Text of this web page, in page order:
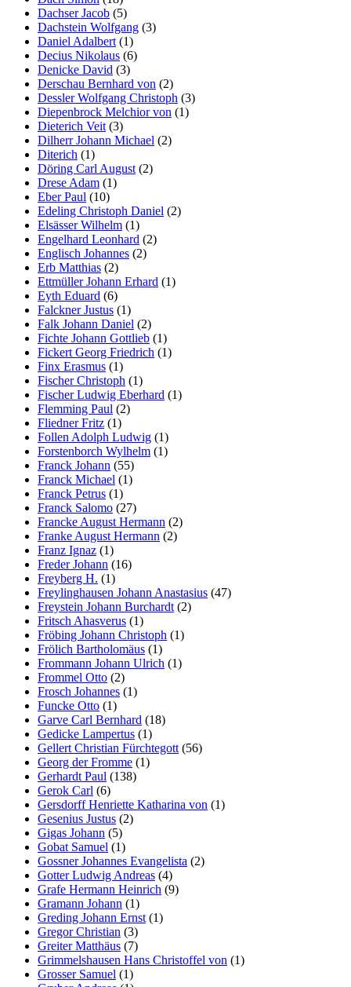
Dachser Jacob (5)
Dachstein Wolfgang (3)
Daniel Adalbert (1)
Decius Nikolaus (6)
Denicke David (3)
Derschau Bernhard von (2)
Dessler Wolfgang Christoph (3)
Diepenbrock Melchior von (1)
Dieterich Veit (3)
Dilherr Johann Michael (2)
Diterich (1)
Döring Carl August (2)
Drese Adam (1)
Eber Paul (10)
Edeling Christoph Daniel (2)
Elsässer Wilhelm (1)
Engelhard Leonhard (2)
Englisch Johannes (2)
Erb Matthias (2)
Ettmüller Johann Erhard (1)
Eyth Eduard (6)
Falckner Justus (1)
Falk Johann Daniel (2)
Fichte Johann Gottlieb (1)
Fickert Georg Friedrich (1)
Finx Erasmus (1)
Fischer Christoph (1)
Fischer Ludwig Eberhard (1)
Flemming Paul (2)
Fliedner Fritz (1)
Follen Adolph Ludwig (1)
Forstenborch Wylhelm (1)
Franck Johann (55)
Franck Michael (1)
Franck Petrus (1)
Franck Salomo (27)
Francke August Hermann (2)
Franke August Hermann (2)
Franz Ignaz (1)
Freder Johann (16)
Freyberg H. (1)
Freylinghausen Johann Anastasius (47)
Freystein Johann Burchardt (2)
Fritsch Ahasverus (1)
Fröbing Johann Christoph (1)
Frölich Bartholomäus (1)
Frommann Johann Ulrich (1)
Frommel Otto (2)
Frosch Johannes (1)
Funcke Otto (1)
Garve Carl Bernhard (18)
Gedicke Lampertus (1)
Gellert Christian Fürchtegott (56)
Georg der Fromme (1)
Gerhardt Paul (138)
Gerok Carl (6)
Gersdorff Henriette Katharina von (1)
Gesenius Justus (2)
Gigas Johann (5)
Gobat Samuel (1)
Gossner Johannes Evangelista (2)
Gotter Ludwig Andreas (4)
Grafe Hermann Heinrich (9)
Gramann Johann (1)
Greding Johann Ernst (1)
Gregor Christian (3)
Greiter Matthäus (7)
Grimmelshausen Hans Christoffel von (1)
Grosser Samuel (1)